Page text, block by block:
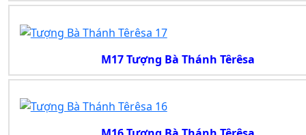
M17 Tượng Bà Thánh Têrêsa